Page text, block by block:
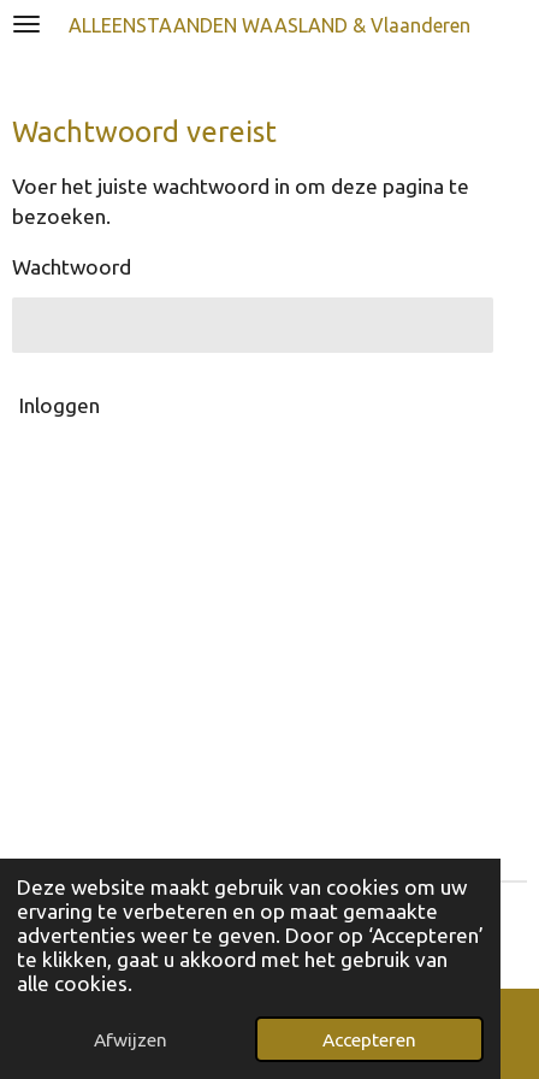
Deze website maakt gebruik van cookies om uw
ervaring te verbeteren en op maat gemaakte
advertenties weer te geven. Door op ‘Accepteren’
te klikken, gaat u akkoord met het gebruik van
alle cookies.
Afwijzen Accepteren
Ga
de
hoofdinhoud
ALLEENSTAANDEN WAASLAND & Vlaanderen
Wachtwoord vereist
Voer het juiste wachtwoord in om deze pagina te
bezoeken.
Wachtwoord
Inloggen
© 2025 - 2026 Alleenstaanden Waasland
Powered byJouwWeb
E-mailadres WhatsApp